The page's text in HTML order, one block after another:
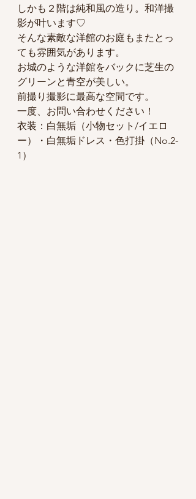
しかも２階は純和風の造り。和洋撮
影が叶います♡
そんな素敵な洋館のお庭もまたとっ
ても雰囲気があります。
お城のような洋館をバックに芝生の
グリーンと青空が美しい。
前撮り撮影に最高な空間です。
一度、お問い合わせください！
衣装：白無垢（小物セット/イエロ
ー）・白無垢ドレス・色打掛（No.2-
1）